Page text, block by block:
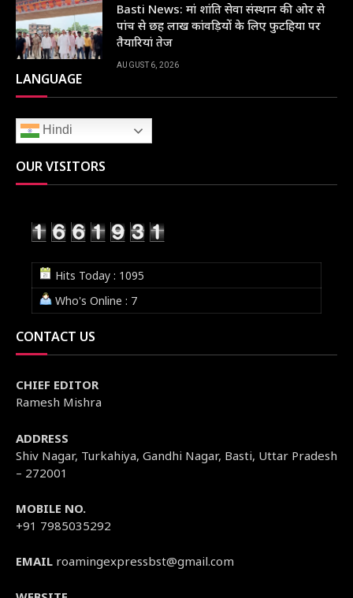
Basti News: मां शांति सेवा संस्थान की ओर से
पांच से छह लाख कांवड़ियों के लिए फुटहिया पर
तैयारियां तेज
AUGUST 6, 2026
LANGUAGE
Hindi
OUR VISITORS
Hits Today : 1095
Who's Online : 7
CONTACT US
CHIEF EDITOR
Ramesh Mishra
ADDRESS
Shiv Nagar, Turkahiya, Gandhi Nagar, Basti, Uttar Pradesh
– 272001
MOBILE NO.
+91 7985035292
EMAIL roamingexpressbst@gmail.com